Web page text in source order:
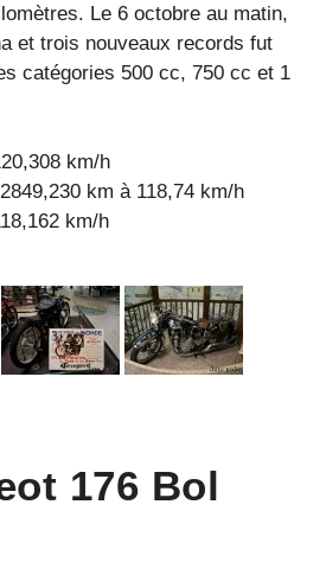
Le 6 octobre au matin,
et trois nouveaux records fut
catégories 500 cc, 750 cc et 1
km/h
km à 118,74 km/h
km/h
176 Bol